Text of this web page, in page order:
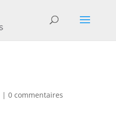
| 0 commentaires